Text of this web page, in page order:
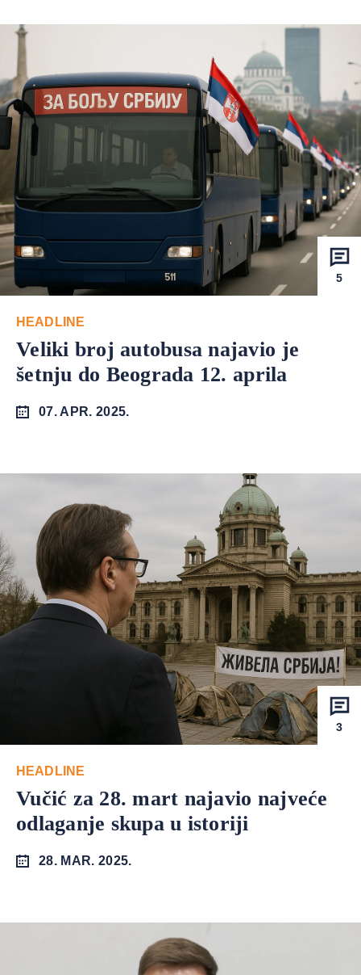
5
HEADLINE
Veliki broj autobusa najavio je
šetnju do Beograda 12. aprila
07. APR. 2025.
3
HEADLINE
Vučić za 28. mart najavio najveće
odlaganje skupa u istoriji
28. MAR. 2025.